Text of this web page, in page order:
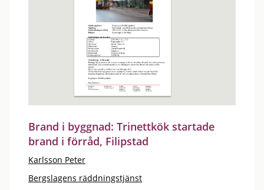
Brand i byggnad: Trinettkök startade
brand i förråd, Filipstad
Karlsson Peter
Bergslagens räddningstjänst